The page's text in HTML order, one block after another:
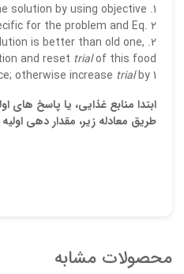
solution by using objective
for the problem and Eq. 2
is better than old one,
and reset trialof this food
otherwise increase trialby 1
ابتدا منابع غذایی، یا پاسخ های
طریق معادله زیر، مقدار دهی
محصولات مشابه